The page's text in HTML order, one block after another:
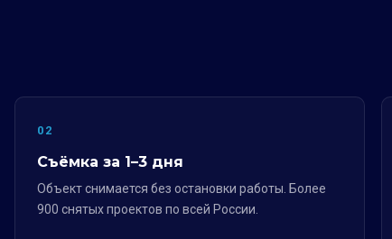
02
Съёмка за 1–3 дня
Объект снимается без остановки работы. Более
900 снятых проектов по всей России.